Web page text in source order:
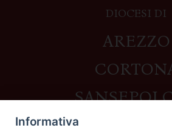
DIOCESI DI
AREZZO
Informativa